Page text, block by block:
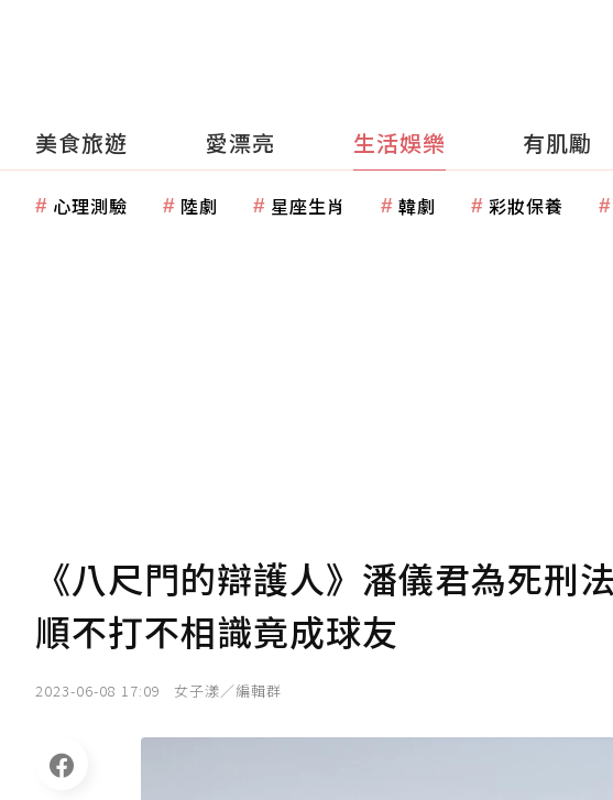
美食旅遊 愛漂亮 生活娛樂 有肌勵
心理測驗 陸劇 星座生肖 韓劇 彩妝保養
《八尺門的辯護人》潘儀君為死刑
順不打不相識竟成球友
2023-06-08 17:09 女子漾／編輯群